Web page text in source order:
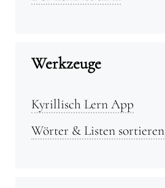
Werkzeuge
Kyrillisch Lern App
Wörter & Listen sortieren